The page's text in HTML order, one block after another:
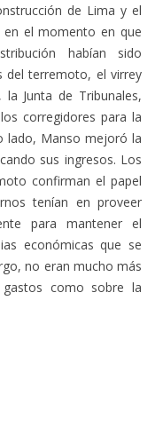
de Lima y el
en el momento en que
habían sido
del terremoto, el virrey
Junta de Tribunales,
corregidores para la
lado, Manso mejoró la
sus ingresos. Los
confirman el papel
tenían en proveer
para mantener el
económicas que se
no eran mucho más
como sobre la